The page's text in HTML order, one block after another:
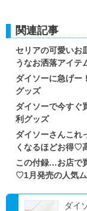
関連記事
セリアの可愛いお
うなお洒落アイテ
ダイソーに急げー
グッズ
ダイソーで今すぐ
利グッズ
ダイソーさんこれ
くなるほどお得♡
この付録…お店で
♡1月発売の人気
ダイ